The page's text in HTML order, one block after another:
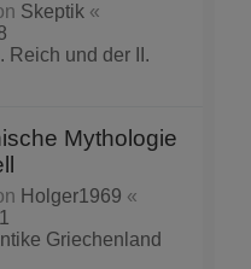
Skeptik «
Reich und der II.
Mythologie
Holger1969 «
Griechenland